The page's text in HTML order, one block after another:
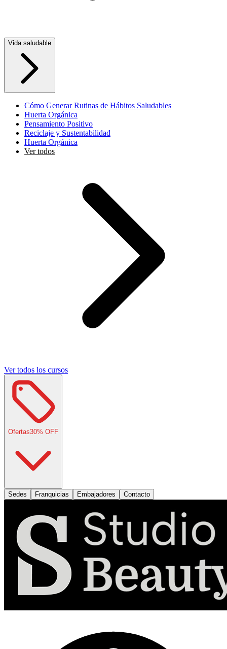
Vida saludable
Cómo Generar Rutinas de Hábitos Saludables
Huerta Orgánica
Pensamiento Positivo
Reciclaje y Sustentabilidad
Huerta Orgánica
Ver todos
Ver todos los cursos
Ofertas30% OFF
Sedes Franquicias Embajadores Contacto